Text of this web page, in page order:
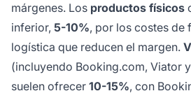
márgenes. Los productos físicos
inferior, 5-10%, por los costes de
logística que reducen el margen.
(incluyendo Booking.com, Viator
suelen ofrecer 10-15%, con